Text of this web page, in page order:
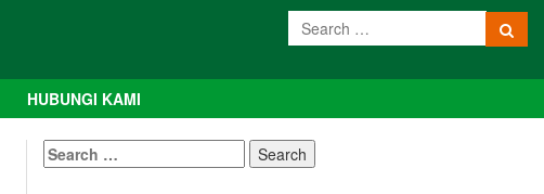
HUBUNGI KAMI
Search
for: